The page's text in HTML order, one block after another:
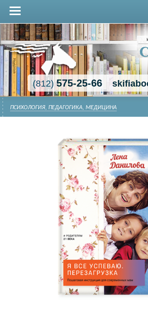
(812)575-25-66
ПСИХОЛОГИЯ, ПЕДАГОГИКА, МЕДИЦИНА